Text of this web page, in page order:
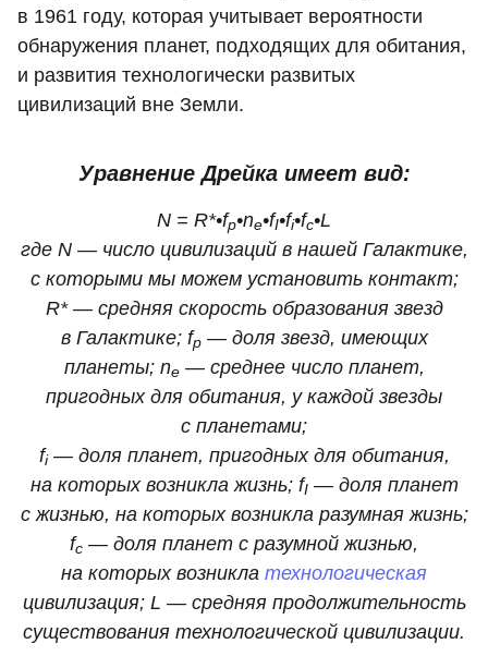
в 1961 году, которая учитывает вероятности
обнаружения планет, подходящих для обитания,
и развития технологически развитых
цивилизаций вне Земли.
Уравнение Дрейка имеет вид:
N = R*•fp•ne•fI•fi•fc•L
где N — число цивилизаций в нашей Галактике,
с которыми мы можем установить контакт;
R* — средняя скорость образования звезд
в Галактике; fp— доля звезд, имеющих
планеты; ne— среднее число планет,
пригодных для обитания, у каждой звезды
с планетами;
fi— доля планет, пригодных для обитания,
на которых возникла жизнь; fI— доля планет
с жизнью, на которых возникла разумная жизнь;
fc — доля планет с разумной жизнью,
на которых возникла технологическая
цивилизация; L — средняя продолжительность
существования технологической цивилизации.